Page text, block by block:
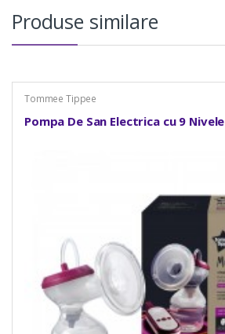
Produse similare
Tommee Tippee
Pompa De San Electrica cu 9 Nivele